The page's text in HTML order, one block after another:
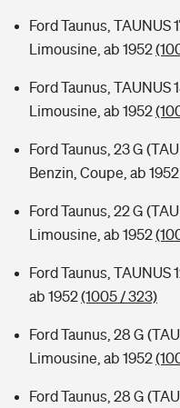
Ford Taunus, TAUNUS
Limousine, ab 1952
Ford Taunus, TAUNUS
Limousine, ab 1952
Ford Taunus, 23 G
Benzin, Coupe, ab 1952
Ford Taunus, 22 G
Limousine, ab 1952
Ford Taunus, TAUNUS
ab 1952(1005 / 323)
Ford Taunus, 28 G
Limousine, ab 1952
Ford Taunus, 28 G